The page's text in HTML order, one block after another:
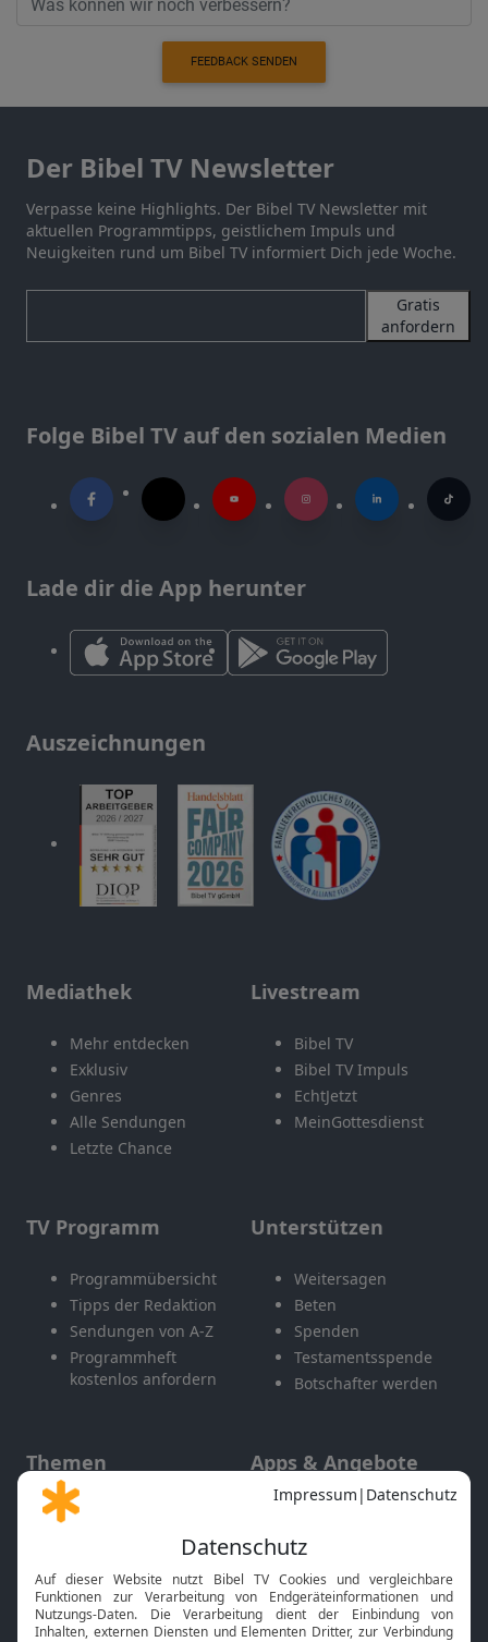
FEEDBACK SENDEN
Der Bibel TV Newsletter
Verpasse keine Highlights. Der Bibel TV Newsletter mit
aktuellen Programmtipps, geistlichem Impuls und
Neuigkeiten rund um Bibel TV informiert Dich jede Woche.
Gratis
anfordern
Folge Bibel TV auf den sozialen Medien
Lade dir die App herunter
Auszeichnungen
Mediathek
Mehr entdecken
Exklusiv
Genres
Alle Sendungen
Letzte Chance
Livestream
Bibel TV
Bibel TV Impuls
EchtJetzt
MeinGottesdienst
TV Programm
Programmübersicht
Tipps der Redaktion
Sendungen von A-Z
Programmheft
kostenlos anfordern
Unterstützen
Weitersagen
Beten
Spenden
Testamentsspende
Botschafter werden
Themen
Gott und Bibel erklärt
Neuigkeiten
Apps & Angebote
Mobile App
Smart TV
HbbTV